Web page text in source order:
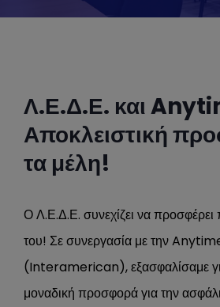
Λ.Ε.Δ.Ε. και
Αποκλειστική
τα μέλη!
Ο Λ.Ε.Δ.Ε. συνεχίζει να προσφέρει
του! Σε συνεργασία με την
(Interamerican), εξασφαλίσαμε
μοναδική προσφορά για την